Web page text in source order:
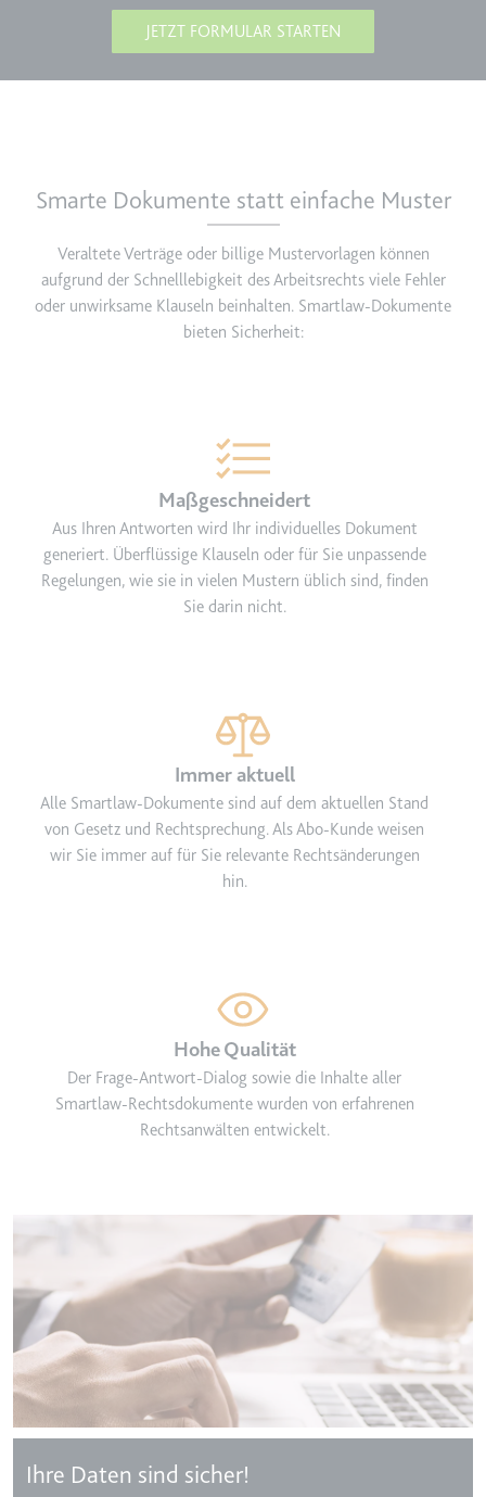
JETZT FORMULAR STARTEN
Smarte Dokumente statt einfache Muster
Veraltete Verträge oder billige Mustervorlagen können
aufgrund der Schnelllebigkeit des Arbeitsrechts viele Fehler
oder unwirksame Klauseln beinhalten. Smartlaw-Dokumente
bieten Sicherheit:
Maßgeschneidert
Aus Ihren Antworten wird Ihr individuelles Dokument
generiert. Überflüssige Klauseln oder für Sie unpassende
Regelungen, wie sie in vielen Mustern üblich sind, finden
Sie darin nicht.
Immer aktuell
Alle Smartlaw-Dokumente sind auf dem aktuellen Stand
von Gesetz und Rechtsprechung. Als Abo-Kunde weisen
wir Sie immer auf für Sie relevante Rechtsänderungen
hin.
Hohe Qualität
Der Frage-Antwort-Dialog sowie die Inhalte aller
Smartlaw-Rechtsdokumente wurden von erfahrenen
Rechtsanwälten entwickelt.
Ihre Daten sind sicher!